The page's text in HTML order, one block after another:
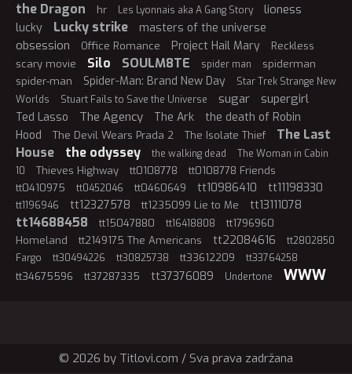
the Dragon
hr Les Lyonnais aka A Gang Story lioness
lucky Lucky strike masters of the universe
obsession Office Romance Project Hail Mary
Reckless
scary movie
Silo SOULM8TE spider man
spiderman
spider-man
Spider-Man: Brand New Day
Star Trek Strange New
Worlds
Stuart Fails to Save the Universe sugar supergirl
Ted Lasso The Agency The Ark
the death of Robin
Hood
The Devil Wears Prada 2 The Isolate Thief
The Last
House
the odyssey the walking dead
The Woman in Cabin
10
Thieves Highway tt0108778
tt0108778 Friends
tt0410975
tt0452046 tt0460649 tt10986410 tt11198330
tt1196946 tt12327578 tt1235099 Lie to Me tt13111078
tt14688458 tt15047880 tt16418808
tt1796960
Homeland
tt2149175 The Americans tt22084616
tt2802850
Fargo
tt30494226 tt30825738 tt33612209 tt33764258
tt34675596 tt37287335 tt37376089 Undertone WWW
© 2026 by Titlovi.com / Sva prava zadržana